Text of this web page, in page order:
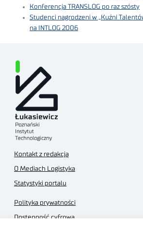
Konferencja TRANSLOG po raz szósty
Studenci nagrodzeni w „Kuźni
na INTLOG 2006
Kontakt z redakcją
O Mediach Logistyka
Statystyki portalu
Polityka prywatności
Dostępność cyfrowa